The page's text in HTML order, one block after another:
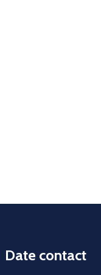
Date contact